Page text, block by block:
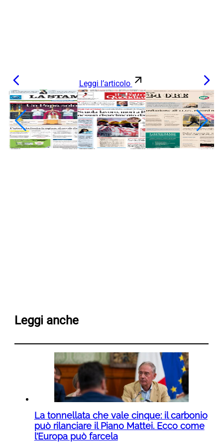
Leggi l’articolo
Leggi anche
La tonnellata che vale cinque: il carbonio
può rilanciare il Piano Mattei. Ecco come
l’Europa può farcela